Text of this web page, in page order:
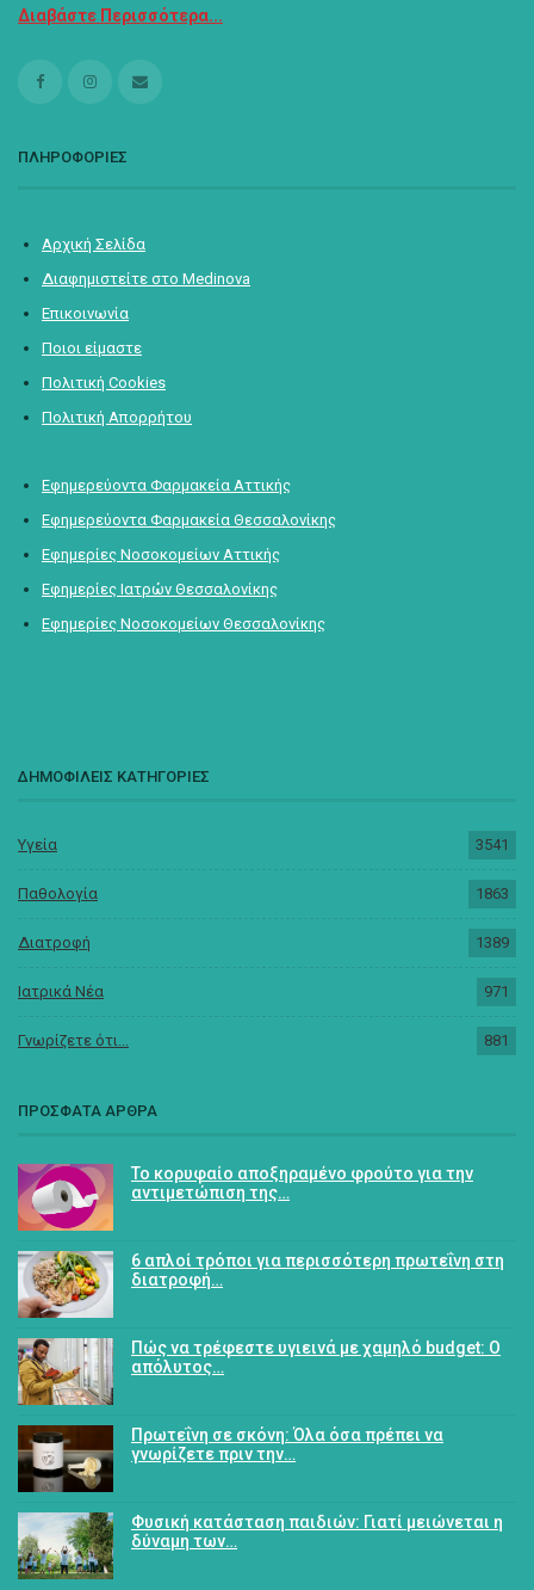
Διαβάστε Περισσότερα...
ΠΛΗΡΟΦΟΡΙΕΣ
Αρχική Σελίδα
Διαφημιστείτε στο Medinova
Επικοινωνία
Ποιοι είμαστε
Πολιτική Cookies
Πολιτική Απορρήτου
Εφημερεύοντα Φαρμακεία Αττικής
Εφημερεύοντα Φαρμακεία Θεσσαλονίκης
Εφημερίες Νοσοκομείων Αττικής
Εφημερίες Ιατρών Θεσσαλονίκης
Εφημερίες Νοσοκομείων Θεσσαλονίκης
ΔΗΜΟΦΙΛΕΙΣ ΚΑΤΗΓΟΡΙΕΣ
Υγεία 3541
Παθολογία 1863
Διατροφή 1389
Ιατρικά Νέα 971
Γνωρίζετε ότι... 881
ΠΡΟΣΦΑΤΑ ΑΡΘΡΑ
Το κορυφαίο αποξηραμένο φρούτο για την
αντιμετώπιση της…
6 απλοί τρόποι για περισσότερη πρωτεΐνη στη
διατροφή…
Πώς να τρέφεστε υγιεινά με χαμηλό budget: Ο
απόλυτος…
Πρωτεΐνη σε σκόνη: Όλα όσα πρέπει να
γνωρίζετε πριν την…
Φυσική κατάσταση παιδιών: Γιατί μειώνεται η
δύναμη των…